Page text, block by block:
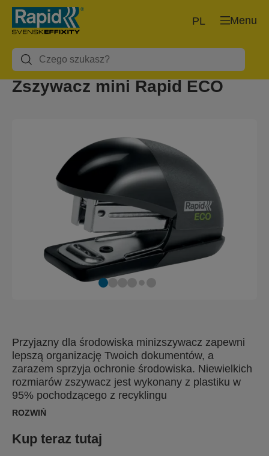
Menu
PL
Zszywacz mini Rapid ECO
Przyjazny dla środowiska minizszywacz zapewni
lepszą organizację Twoich dokumentów, a
zarazem sprzyja ochronie środowiska. Niewielkich
rozmiarów zszywacz jest wykonany z plastiku w
95% pochodzącego z recyklingu
pokonsumenckiego i ma pozbawione plastiku
pochodzącego z recyklingu, z przyjaznym dla
środowiska nadrukiem na bazie soi. Jest
ROZWIŃ
Kup teraz tutaj